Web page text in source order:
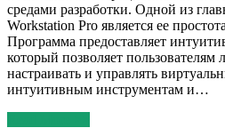
средами разработки. Одной из
Workstation Pro является ее
Программа предоставляет
который позволяет пользователям
настраивать и управлять
интуитивным инструментам и…